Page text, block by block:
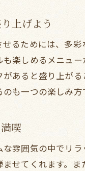
テラス席で楽しむ
口コミで選ぶ！
隠れ家的な飲み
阪市旭区のディナ
季節のカクテル
女子会に最適なド
予算に合わせた
オリジナルカク
上げよう
るためには、多
楽しめるメニュ
あると盛り上が
も一つの楽しみ
喫
雰囲気の中でリ
せてくれます。